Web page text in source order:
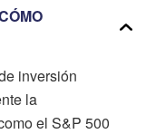
inversión
la
el S&P 500